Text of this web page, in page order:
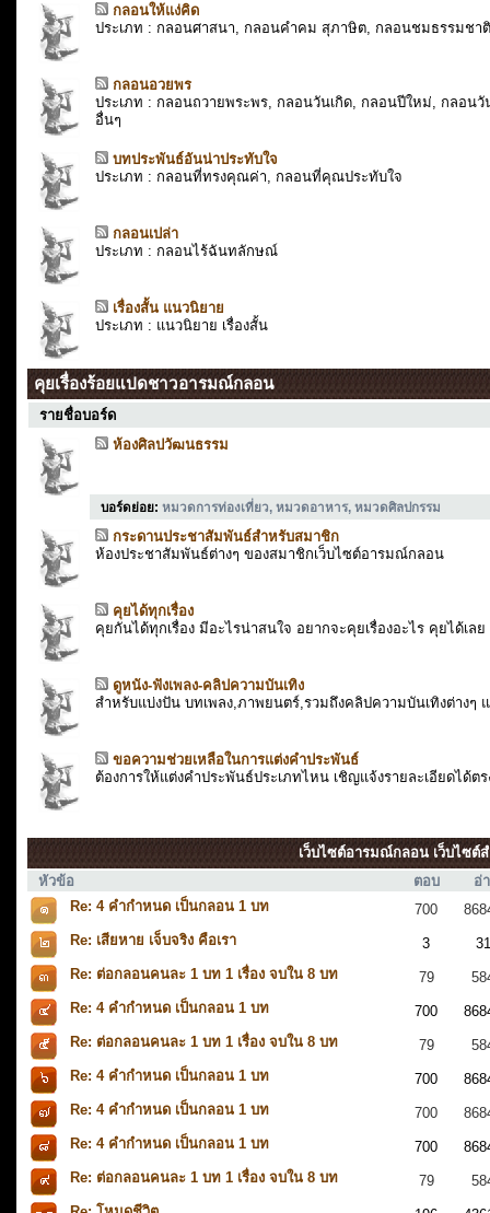
กลอนให้แง่คิด
ประเภท : กลอนศาสนา, กลอนคำคม สุภาษิต, กลอนชมธรรมชา
กลอนอวยพร
ประเภท : กลอนถวายพระพร, กลอนวันเกิด, กลอนปีใหม่, กลอน
อื่นๆ
บทประพันธ์อันน่าประทับใจ
ประเภท : กลอนที่ทรงคุณค่า, กลอนที่คุณประทับใจ
กลอนเปล่า
ประเภท : กลอนไร้ฉันทลักษณ์
เรื่องสั้น แนวนิยาย
ประเภท : แนวนิยาย เรื่องสั้น
คุยเรื่องร้อยแปดชาวอารมณ์กลอน
รายชื่อบอร์ด
ห้องศิลปวัฒนธรรม
บอร์ดย่อย: หมวดการท่องเที่ยว, หมวดอาหาร, หมวดศิลปกรรม
กระดานประชาสัมพันธ์สำหรับสมาชิก
ห้องประชาสัมพันธ์ต่างๆ ของสมาชิกเว็บไซต์อารมณ์กลอน
คุยได้ทุกเรื่อง
คุยกันได้ทุกเรื่อง มีอะไรน่าสนใจ อยากจะคุยเรื่องอะไร คุยได้เลย
ดูหนัง-ฟังเพลง-คลิปความบันเทิง
สำหรับแบ่งปัน บทเพลง,ภาพยนตร์,รวมถึงคลิปความบันเทิงต่างๆ
ขอความช่วยเหลือในการแต่งคำประพันธ์
ต้องการให้แต่งคำประพันธ์ประเภทไหน เชิญแจ้งรายละเอียดได้ตร
เว็บไซต์อารมณ์กลอน เว็บไซต์
หัวข้อ
ตอบ
อ่
Re: 4 คำกำหนด เป็นกลอน 1 บท
700
Re: เสียหาย เจ็บจริง คือเรา
3
Re: ต่อกลอนคนละ 1 บท 1 เรื่อง จบใน 8 บท
79
Re: 4 คำกำหนด เป็นกลอน 1 บท
700
Re: ต่อกลอนคนละ 1 บท 1 เรื่อง จบใน 8 บท
79
Re: 4 คำกำหนด เป็นกลอน 1 บท
700
Re: 4 คำกำหนด เป็นกลอน 1 บท
700
Re: 4 คำกำหนด เป็นกลอน 1 บท
700
Re: ต่อกลอนคนละ 1 บท 1 เรื่อง จบใน 8 บท
79